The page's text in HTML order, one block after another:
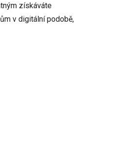
získáváte
v digitální podobě,